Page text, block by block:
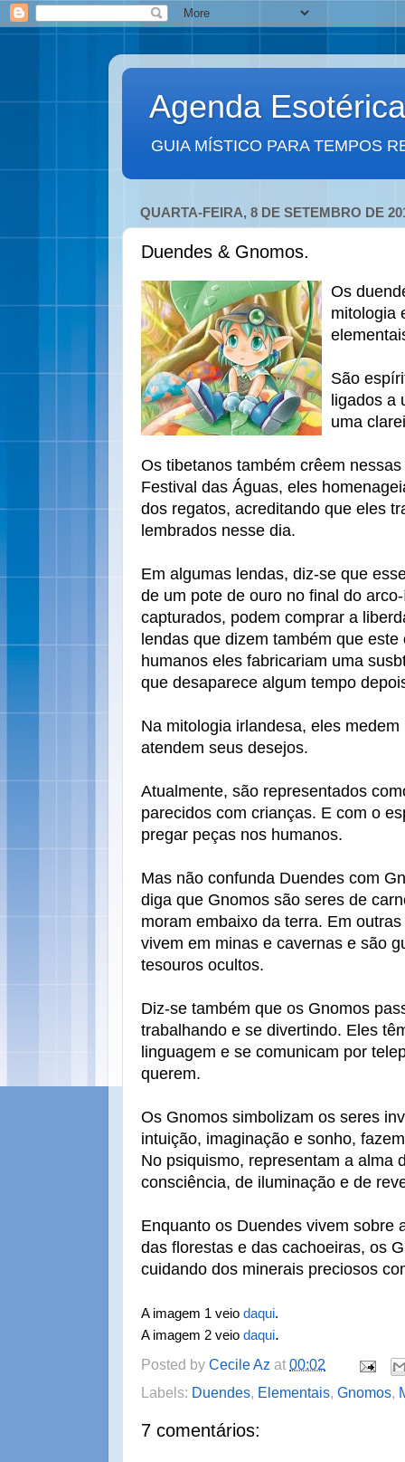
Agenda Esotérica
GUIA MÍSTICO PARA TEMPOS
QUARTA-FEIRA, 8 DE SETEMBRO DE
Duendes & Gnomos.
Os
mitologia
São
ligados a
uma
Os tibetanos também crêem
Festival das Águas, eles
dos regatos, acreditando que eles
lembrados nesse dia.
Em algumas lendas, diz-se que
de um pote de ouro no final do
capturados, podem comprar a
lendas que dizem também que
humanos eles fabricariam uma
que desaparece algum tempo
Na mitologia irlandesa, eles
atendem seus desejos.
Atualmente, são representados
parecidos com crianças. E com o
pregar peças nos humanos.
Mas não confunda Duendes com
diga que Gnomos são seres de
moram embaixo da terra. Em
vivem em minas e cavernas e são
tesouros ocultos.
Diz-se também que os Gnomos
trabalhando e se divertindo. Eles
linguagem e se comunicam por
querem.
Os Gnomos simbolizam os seres
intuição, imaginação e sonho,
No psiquismo, representam a alma
consciência, de iluminação e de
Enquanto os Duendes vivem sobre
das florestas e das cachoeiras, os
cuidando dos minerais preciosos
A imagem 1 veio daqui.
A imagem 2 veio daqui.
Posted by Cecile Az at 00:02
Labels: Duendes, Elementais, Gnomos,
7 comentários: